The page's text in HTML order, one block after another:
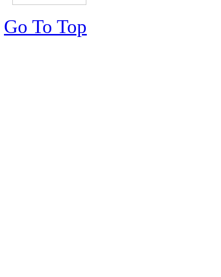
Go To Top